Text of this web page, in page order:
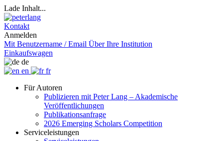
Lade Inhalt...
Kontakt
Anmelden
Mit Benutzername / Email Über Ihre Institution
Einkaufswagen
de
en
fr
Für Autoren
Publizieren mit Peter Lang – Akademische
Veröffentlichungen
Publikationsanfrage
2026 Emerging Scholars Competition
Serviceleistungen